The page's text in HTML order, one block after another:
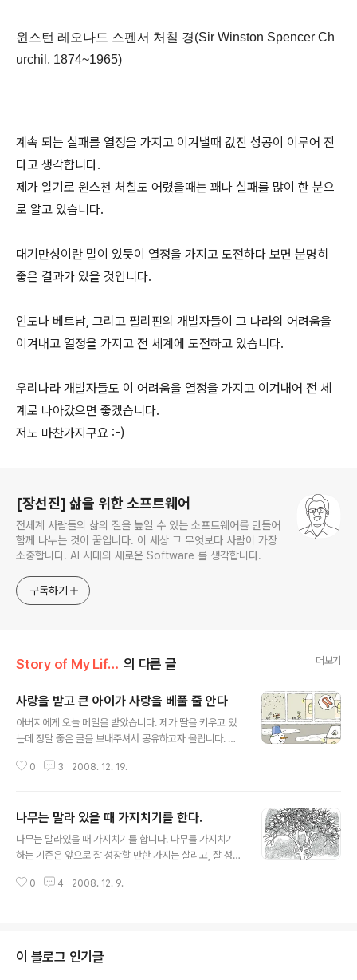
윈스턴 레오나드 스펜서 처칠 경(Sir Winston Spencer Ch
urchil, 1874~1965)
계속 되는 실패를 열정을 가지고 이겨낼때 값진 성공이 이루어 진
다고 생각합니다.
제가 알기로 윈스천 처칠도 어렸을때는 꽤나 실패를 많이 한 분으
로 알고 있습니다.
대기만성이란 말이 있듯이 열정을 가지고 도전하다 보면 분명히
좋은 결과가 있을 것입니다.
인도나 베트남, 그리고 필리핀의 개발자들이 그 나라의 어려움을
이겨내고 열정을 가지고 전 세계에 도전하고 있습니다.
우리나라 개발자들도 이 어려움을 열정을 가지고 이겨내어 전 세
계로 나아갔으면 좋겠습니다.
저도 마찬가지구요 :-)
[장선진] 삶을 위한 소프트웨어
전세계 사람들의 삶의 질을 높일 수 있는 소프트웨어를 만들어
함께 나누는 것이 꿈입니다. 이 세상 그 무엇보다 사람이 가장
소중합니다. AI 시대의 새로운 Software 를 생각합니다.
구독하기
Story of My Life/Maxim 의 다른 글 더보기
사랑을 받고 큰 아이가 사랑을 베풀 줄 안다
아버지에게 오늘 메일을 받았습니다. 제가 딸을 키우고 있
는데 정말 좋은 글을 보내주셔서 공유하고자 올립니다. 스
무리 많이 해도 지나치지 않는다. 안아주기, 뽀뽀해주기, 좋
다. 아버지 감사합니다. :-)
0 3 2008. 12. 19.
나무는 말라 있을 때 가지치기를 한다.
나무는 말라있을 때 가지치기를 합니다. 나무를 가지치기
하는 기준은 앞으로 잘 성장할 만한 가지는 살리고, 잘 성장
여 노력하기보다는 성장을 위하여 노력하여야 합니다. 1 ht
은 나무가 말라가는 겨울입니다.
0 4 2008. 12. 9.
이 블로그 인기글